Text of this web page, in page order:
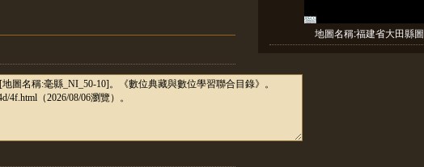
地圖名稱:福建省大田縣圖